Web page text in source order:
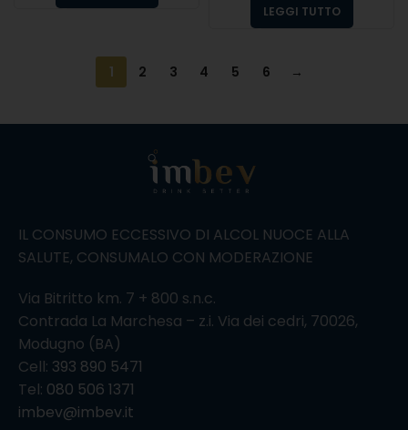
LEGGI TUTTO
1 2 3 4 5 6 →
IL CONSUMO ECCESSIVO DI ALCOL NUOCE ALLA
SALUTE, CONSUMALO CON MODERAZIONE
Via Bitritto km. 7 + 800 s.n.c.
Contrada La Marchesa – z.i. Via dei cedri, 70026,
Modugno (BA)
Cell: 393 890 5471
Tel: 080 506 1371
imbev@imbev.it